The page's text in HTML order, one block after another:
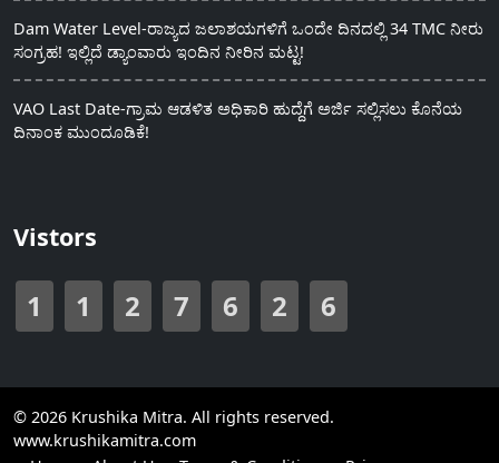
Dam Water Level-ರಾಜ್ಯದ ಜಲಾಶಯಗಳಿಗೆ ಒಂದೇ ದಿನದಲ್ಲಿ 34 TMC ನೀರು
ಸಂಗ್ರಹ! ಇಲ್ಲಿದೆ ಡ್ಯಾಂವಾರು ಇಂದಿನ ನೀರಿನ ಮಟ್ಟ!
VAO Last Date-ಗ್ರಾಮ ಆಡಳಿತ ಅಧಿಕಾರಿ ಹುದ್ದೆಗೆ ಅರ್ಜಿ ಸಲ್ಲಿಸಲು ಕೊನೆಯ
ದಿನಾಂಕ ಮುಂದೂಡಿಕೆ!
Vistors
1 1 2 7 6 2 6
© 2026 Krushika Mitra. All rights reserved.
www.krushikamitra.com